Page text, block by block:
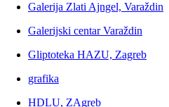
Galerija Zlati Ajngel, Varaždin
Galerijski centar Varaždin
Gliptoteka HAZU, Zagreb
grafika
HDLU, ZAgreb